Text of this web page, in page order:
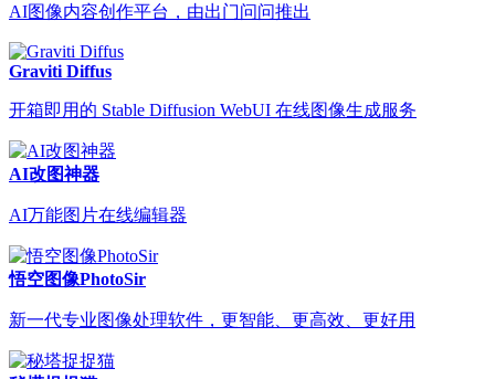
AI图像内容创作平台，由出门问问推出
Graviti Diffus
开箱即用的 Stable Diffusion WebUI 在线图像生成服务
AI改图神器
AI万能图片在线编辑器
悟空图像PhotoSir
新一代专业图像处理软件，更智能、更高效、更好用